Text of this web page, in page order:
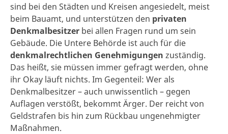
sind bei den Städten und Kreisen angesiedelt, meist
beim Bauamt, und unterstützen den privaten
Denkmalbesitzer bei allen Fragen rund um sein
Gebäude. Die Untere Behörde ist auch für die
denkmalrechtlichen Genehmigungen zuständig.
Das heißt, sie müssen immer gefragt werden, ohne
ihr Okay läuft nichts. Im Gegenteil: Wer als
Denkmalbesitzer – auch unwissentlich – gegen
Auflagen verstößt, bekommt Ärger. Der reicht von
Geldstrafen bis hin zum Rückbau ungenehmigter
Maßnahmen.